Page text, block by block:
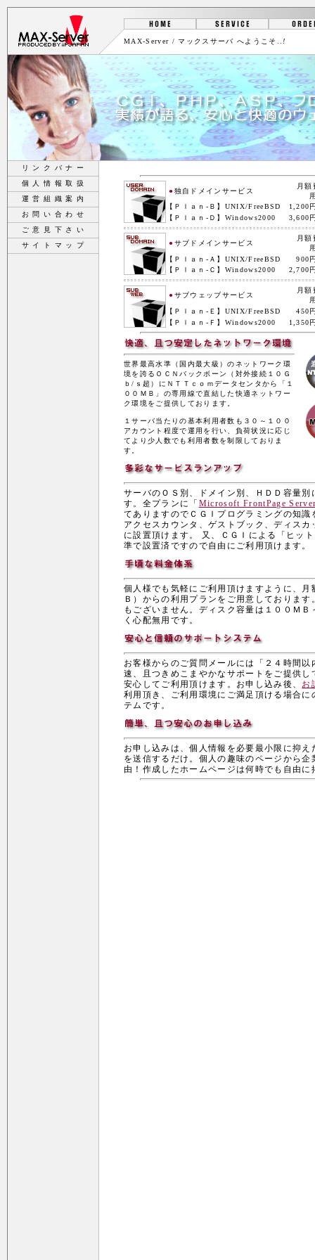
MAX-Server / マックスサーバ へようこそ.. !
リ ン ク バ ナ ー
個 人 情 報 取 扱
運 営 組 織 案 内
お 問 い 合 わ せ
ご 意 見 下 さ い
サ イ ト マ ッ プ